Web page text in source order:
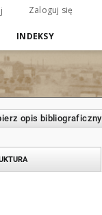
Zaloguj się
INDEKSY
opis bibliograficzny